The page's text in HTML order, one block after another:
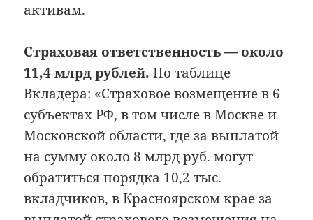
активам.
Страховая ответственность — около
11,4 млрд рублей. Потаблице
Вкладера: «Страховое возмещение в 6
субъектах РФ, в том числе в Москве и
Московской области, где за выплатой
на сумму около 8 млрд руб. могут
обратиться порядка 10,2 тыс.
вкладчиков, в Красноярском крае за